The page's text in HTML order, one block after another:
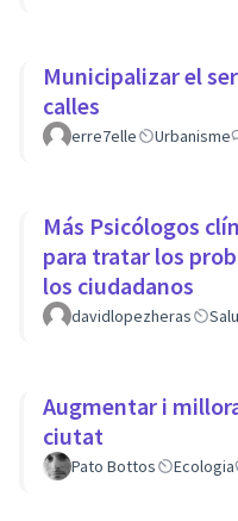
Municipalizar el
calles
erre7elle Urbanisme
Más Psicólogos
para tratar los
los ciudadanos
davidlopezheras
Augmentar i
ciutat
Pato Bottos Ecologia